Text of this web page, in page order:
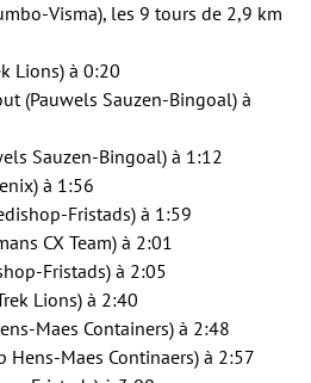
Visma), les 9 tours de 2,9 km
Lions) à 0:20
(Pauwels Sauzen-Bingoal) à
Sauzen-Bingoal) à 1:12
à 1:56
Fristads) à 1:59
CX Team) à 2:01
Fristads) à 2:05
Lions) à 2:40
Maes Containers) à 2:48
Hens-Maes Continaers) à 2:57